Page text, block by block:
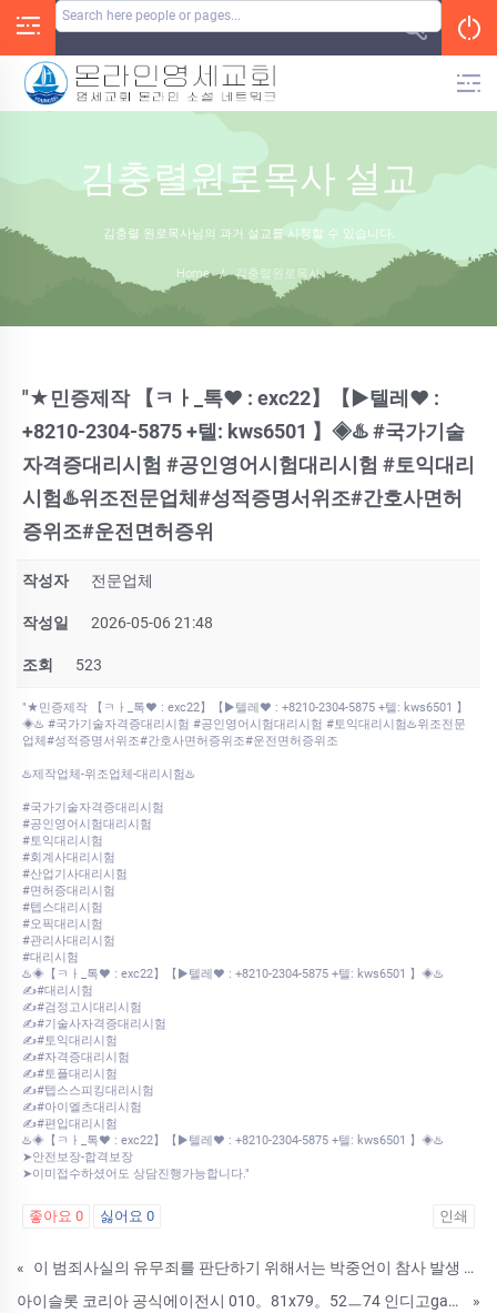
김충렬원로목사 설교
김충렬 원로목사님의 과거 설교를 시청할 수 있습니다.
Home / 김충렬원로목사
"★민증제작 【ㅋㅏ_톡♥ : exc22】【▶텔레♥ :
+8210-2304-5875 +텔: kws6501 】◈♨️ #국가기술
자격증대리시험 #공인영어시험대리시험 #토익대리
시험♨️위조전문업체#성적증명서위조#간호사면허
증위조#운전면허증위
작성자 전문업체
작성일 2026-05-06 21:48
조회 523
"★민증제작 【ㅋㅏ_톡♥ : exc22】【▶텔레♥ : +8210-2304-5875 +텔: kws6501 】
◈♨️ #국가기술자격증대리시험 #공인영어시험대리시험 #토익대리시험♨️위조전문
업체#성적증명서위조#간호사면허증위조#운전면허증위조
♨️제작업체-위조업체-대리시험♨️
#국가기술자격증대리시험
#공인영어시험대리시험
#토익대리시험
#회계사대리시험
#산업기사대리시험
#면허증대리시험
#텝스대리시험
#오픽대리시험
#관리사대리시험
#대리시험
♨️◈【ㅋㅏ_톡♥ : exc22】【▶텔레♥ : +8210-2304-5875 +텔: kws6501 】◈♨️
✍#대리시험
✍#검정고시대리시험
✍#기술사자격증대리시험
✍#토익대리시험
✍#자격증대리시험
✍#토플대리시험
✍#텝스스피킹대리시험
✍#아이엘츠대리시험
✍#편입대리시험
♨️◈【ㅋㅏ_톡♥ : exc22】【▶텔레♥ : +8210-2304-5875 +텔: kws6501 】◈♨️
➤안전보장-합격보장
➤이미접수하셨어도 상담진행가능합니다."
좋아요 0 싫어요 0 인쇄
«
이 범죄사실의 유무죄를 판단하기 위해서는 박중언이 참사 발생 장소인
아이슬롯 코리아 공식에이전시 010。81x79。52ㅡ74 인디고game 대형 무료홀덤 토너먼트
»